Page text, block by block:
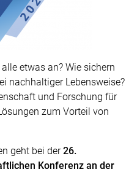
etwas an? Wie sichern
nachhaltiger Lebensweise?
und Forschung für
zum Vorteil von
geht bei der26.
Konferenz an der